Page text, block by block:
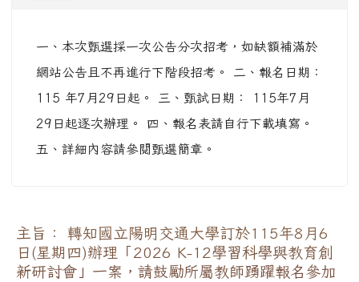
一、本次甄選採一次公告分次招考，如缺額補滿於
網站公告且不再進行下階段招考。 二、報名日期：
115 年7月29日起。 三、甄試日期： 115年7月
29日起逐次辦理。 四、報名表請自行下載填寫。
五、詳細內容請參閱甄選簡章。
主旨： 轉知國立陽明交通大學訂於115年8月6
日(星期四)辦理「2026 K-12學習科學與教育創
新研討會」一案，請鼓勵所屬教師踴躍報名參加